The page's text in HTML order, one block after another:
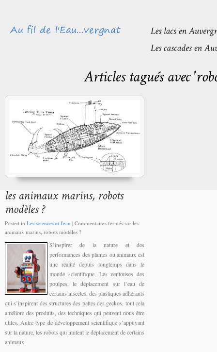
Posted in Les sciences et l'eau | Commentaires fermés sur les
animaux marins, robots modèles ?
S’inspirer de la nature et des
performances des plantes ou animaux est
une réalité depuis longtemps dans le
monde scientifique. Les ventouses des
poulpes, le déplacement sur l’eau de
certains insectes, des plastiques adhérants
qui s’inspirent des structures des pattes des geckos, tout cela
améliore des produits, des techniques qui peuvent nous être
utiles. Autre type de développement scientifique s’appuyant
sur la nature, les robots qui imitent le déplacement de certains
animaux.